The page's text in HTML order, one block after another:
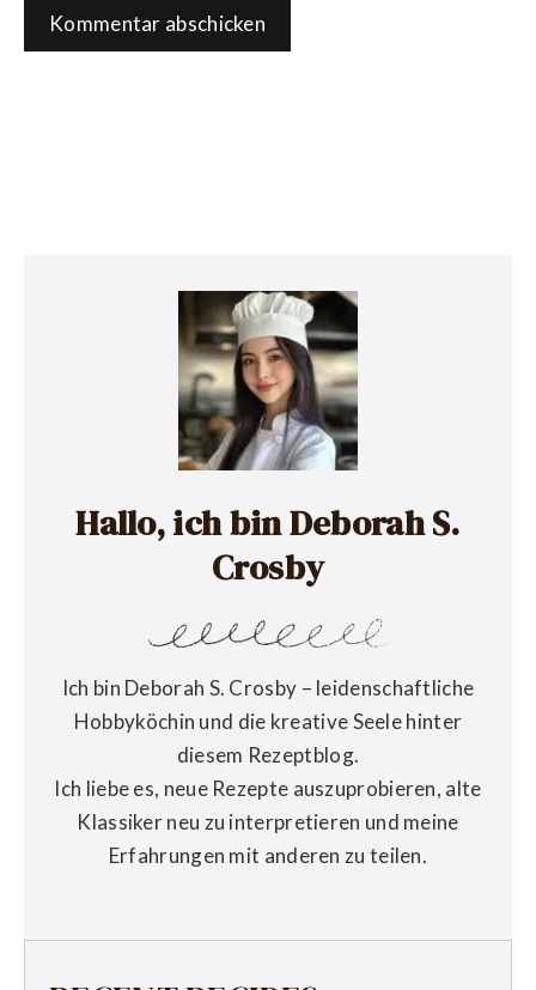
Hallo, ich bin Deborah S.
Crosby
Ich bin Deborah S. Crosby – leidenschaftliche
Hobbyköchin und die kreative Seele hinter
diesem Rezeptblog.
Ich liebe es, neue Rezepte auszuprobieren, alte
Klassiker neu zu interpretieren und meine
Erfahrungen mit anderen zu teilen.